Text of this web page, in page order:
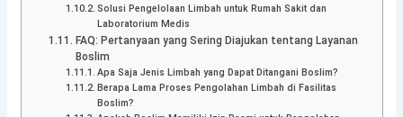
Solusi Pengelolaan Limbah untuk Rumah Sakit dan
Laboratorium Medis
FAQ: Pertanyaan yang Sering Diajukan tentang Layanan
Boslim
Apa Saja Jenis Limbah yang Dapat Ditangani Boslim?
Berapa Lama Proses Pengolahan Limbah di Fasilitas
Boslim?